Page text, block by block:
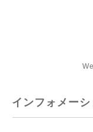
インフォメーシ